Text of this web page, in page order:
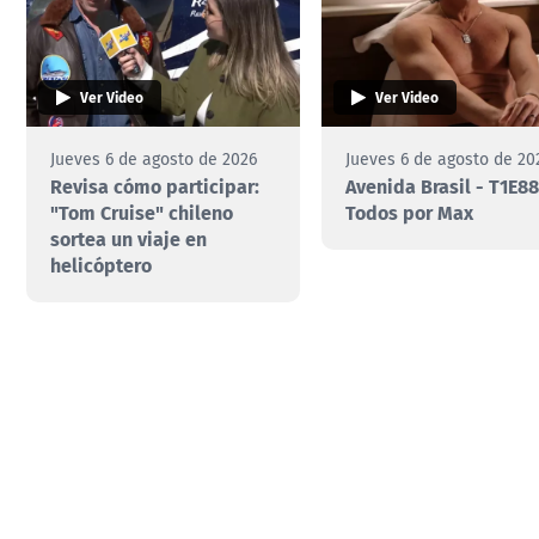
Ver Video
Jueves 6 de agosto de 2026
Revisa cómo participar:
"Tom Cruise" chileno
sortea un viaje en
helicóptero
Ver Video
Jueves 6 de agosto de
Avenida Brasil -
Todos por Max